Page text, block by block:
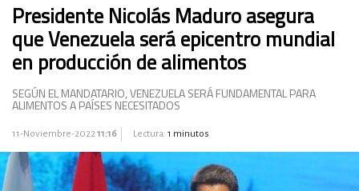
Presidente Nicolás Maduro asegura
que Venezuela será epicentro mundial
en producción de alimentos
SEGÚN EL MANDATARIO, VENEZUELA SERÁ FUNDAMENTAL PARA
ALIMENTOS A PAÍSES NECESITADOS
11-Noviembre-202211:16 Lectura: 1 minutos